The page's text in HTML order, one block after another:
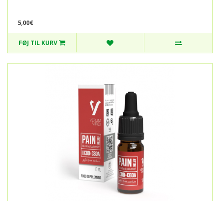
5,00€
FØJ TIL KURV